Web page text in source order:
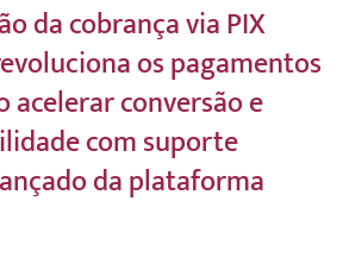
da cobrança via PIX
os pagamentos
acelerar conversão e
com suporte
da plataforma